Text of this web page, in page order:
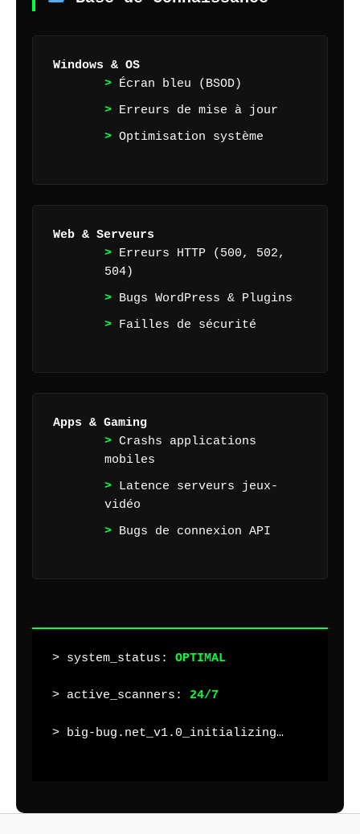
Windows & OS
Écran bleu (BSOD)
Erreurs de mise à jour
Optimisation système
Web & Serveurs
Erreurs HTTP (500, 502,
504)
Bugs WordPress & Plugins
Failles de sécurité
Apps & Gaming
Crashs applications
mobiles
Latence serveurs jeux-
vidéo
Bugs de connexion API
> system_status: OPTIMAL
> active_scanners: 24/7
> big-bug.net_v1.0_initializing…